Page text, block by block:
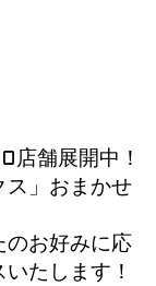
店舗展開中！
ス」おまかせ
のお好みに応
たします！